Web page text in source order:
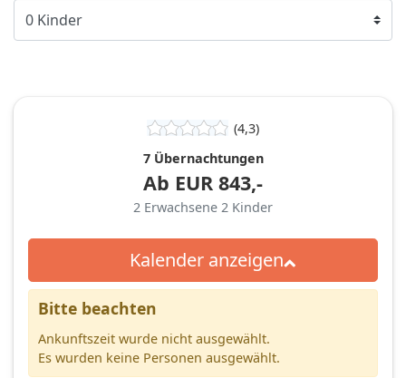
(4,3)
7 Übernachtungen
Ab EUR 843,-
2 Erwachsene 2 Kinder
Kalender anzeigen
Bitte beachten
Ankunftszeit wurde nicht ausgewählt.
Es wurden keine Personen ausgewählt.